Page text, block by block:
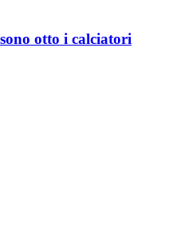
otto i calciatori